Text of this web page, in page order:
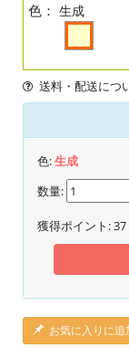
色： 生成
送料・配送につ
色:生成
数量:
獲得ポイント:37
お気に入りに追